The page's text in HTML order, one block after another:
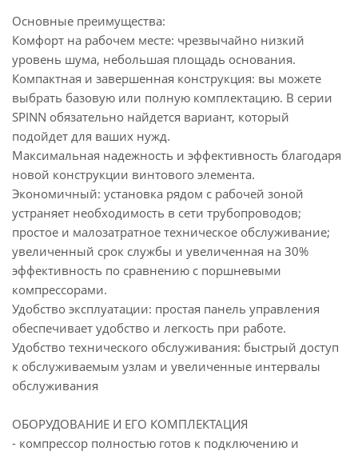
Основные преимущества:
Комфорт на рабочем месте: чрезвычайно низкий
уровень шума, небольшая площадь основания.
Компактная и завершенная конструкция: вы можете
выбрать базовую или полную комплектацию. В серии
SPINN обязательно найдется вариант, который
подойдет для ваших нужд.
Максимальная надежность и эффективность благодаря
новой конструкции винтового элемента.
Экономичный: установка рядом с рабочей зоной
устраняет необходимость в сети трубопроводов;
простое и малозатратное техническое обслуживание;
увеличенный срок службы и увеличенная на 30%
эффективность по сравнению с поршневыми
компрессорами.
Удобство эксплуатации: простая панель управления
обеспечивает удобство и легкость при работе.
Удобство технического обслуживания: быстрый доступ
к обслуживаемым узлам и увеличенные интервалы
обслуживания
ОБОРУДОВАНИЕ И ЕГО КОМПЛЕКТАЦИЯ
- компрессор полностью готов к подключению и